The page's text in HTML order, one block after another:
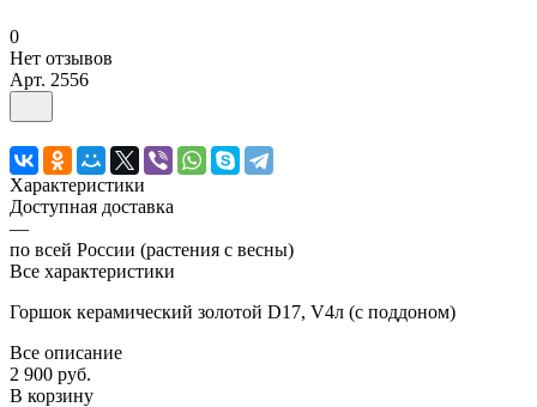
0
Нет отзывов
Арт. 2556
Характеристики
Доступная доставка
—
по всей России (растения с весны)
Все характеристики
Горшок керамический золотой D17, V4л (с поддоном)
Все описание
2 900 руб.
В корзину